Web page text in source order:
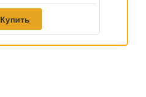
Купить